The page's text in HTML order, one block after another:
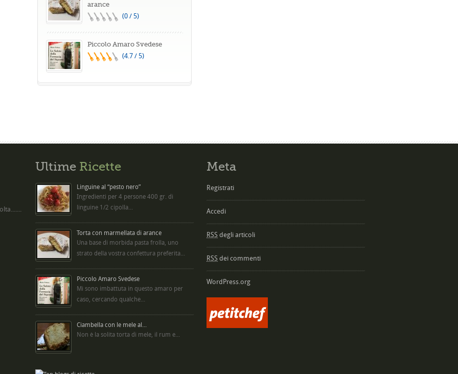
arance
(0 / 5)
Piccolo Amaro Svedese
(4.7 / 5)
Ultime Ricette
Linguine al “pesto nero”
Ingredienti per 4 persone 400 gr. di
linguine 1/2 cipolla...
Torta con marmellata di arance
Una base di morbida pasta frolla, uno
strato della vostra confettura preferita...
Piccolo Amaro Svedese
Mi sono imbattuta in questo amaro per
caso, cercando qualche...
Ciambella con le mele al...
Non è la solita torta di mele, il rum e...
Meta
Registrati
Accedi
RSS degli articoli
RSS dei commenti
WordPress.org